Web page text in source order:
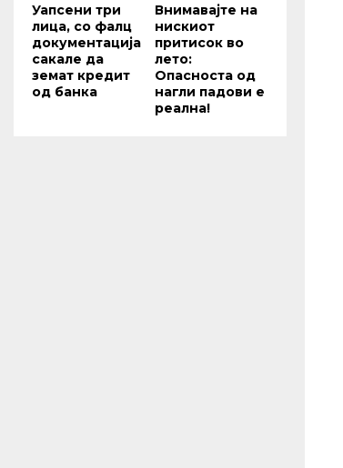
Уапсени три
лица, со фалц
документација
сакале да
земат кредит
од банка
Внимавајте на
нискиот
притисок во
лето:
Опасноста од
нагли падови е
реална!